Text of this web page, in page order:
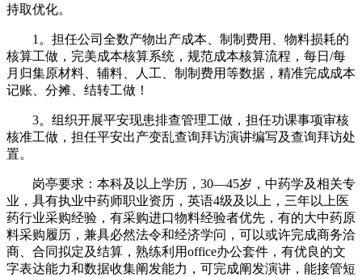
持取优化。
1。担任公司全数产物出产成本、制制费用、物料损耗的
核算工做，完美成本核算系统，规范成本核算流程，每日/每
月归集原材料、辅料、人工、制制费用等数据，精准完成成本
记账、分摊、结转工做！
3。组织开展平安现患排查管理工做，担任功课事项审核
核准工做，担任平安出产变乱查询拜访演讲编写及查询拜访处
置。
岗亭要求：本科及以上学历，30—45岁，中药学及相关专
业，具有执业中药师职业资历，英语4级及以上，三年以上医
药行业采购经验，有采购进口物料经验者优先，有的大中药原
料采购履历，兼具必然法令和经济学问，可以或许完成商务洽
商、合同拟定及结算，熟练利用office办公套件，有优良的文
字表达能力和数据收集阐发能力，可完成阐发演讲，能接管短